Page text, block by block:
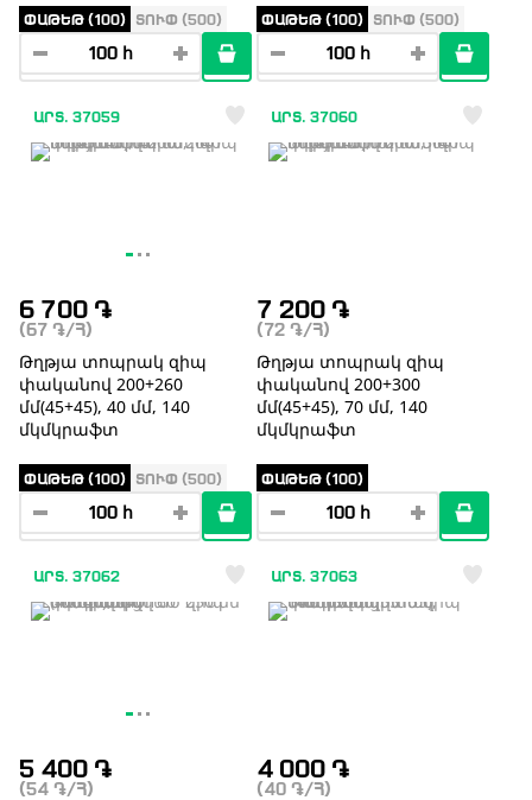
ՓԱԹԵԹ (100) ՏՈՒՓ (500) ՓԱԹԵԹ (100) ՏՈՒՓ (500)
ԱՐՏ. 37059
6 700 ֏
(67 ֏ /Հ)
Թղթյա տոպրակ զիպ
փականով 200+260
մմ(45+45), 40 մմ, 140
մկմկրաֆտ
ՓԱԹԵԹ (100) ՏՈՒՓ (500)
ԱՐՏ. 37060
7 200 ֏
(72 ֏ /Հ)
Թղթյա տոպրակ զիպ
փականով 200+300
մմ(45+45), 70 մմ, 140
մկմկրաֆտ
ՓԱԹԵԹ (100)
ԱՐՏ. 37062
5 400 ֏
(54 ֏ /Հ)
ԱՐՏ. 37063
4 000 ֏
(40 ֏ /Հ)